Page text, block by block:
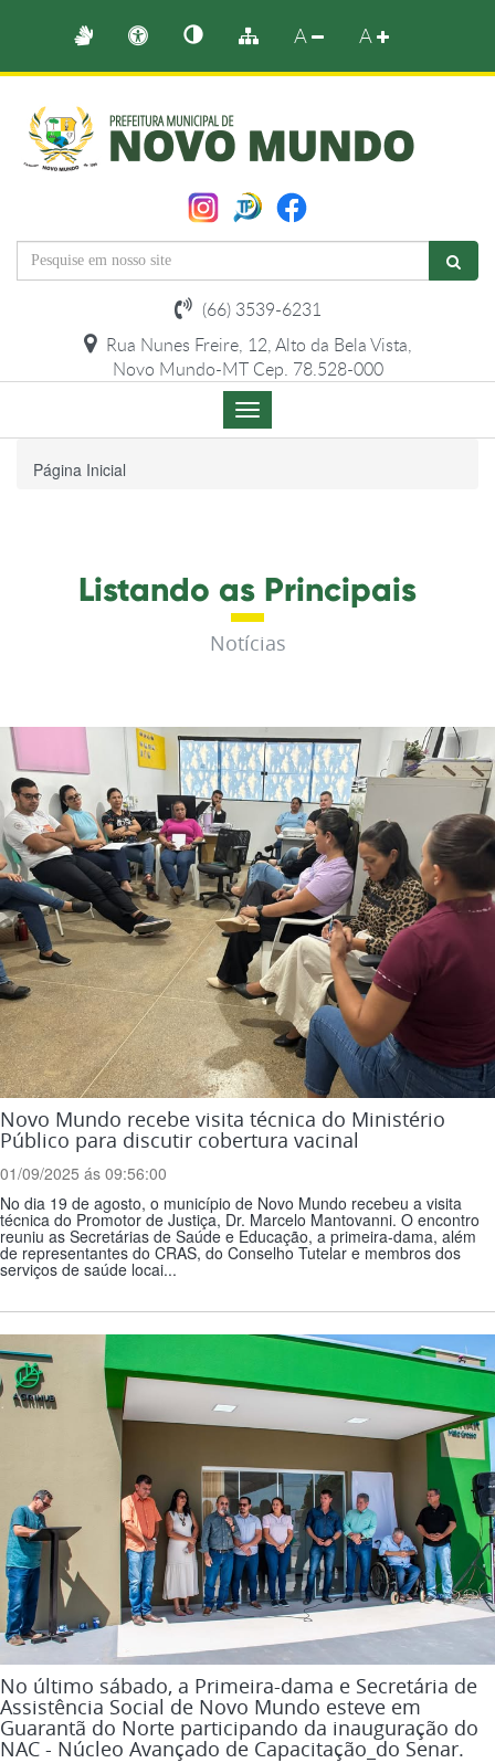
A A
(66) 3539-6231
Rua Nunes Freire, 12, Alto da Bela Vista,
Novo Mundo-MT Cep. 78.528-000
Menu
de
Página Inicial
Listando as Principais
Notícias
Novo Mundo recebe visita técnica do Ministério
Público para discutir cobertura vacinal
01/09/2025 ás 09:56:00
No dia 19 de agosto, o município de Novo Mundo recebeu a visita
técnica do Promotor de Justiça, Dr. Marcelo Mantovanni. O encontro
reuniu as Secretárias de Saúde e Educação, a primeira-dama, além
de representantes do CRAS, do Conselho Tutelar e membros dos
serviços de saúde locai...
No último sábado, a Primeira-dama e Secretária de
Assistência Social de Novo Mundo esteve em
Guarantã do Norte participando da inauguração do
NAC - Núcleo Avançado de Capacitação_do Senar.